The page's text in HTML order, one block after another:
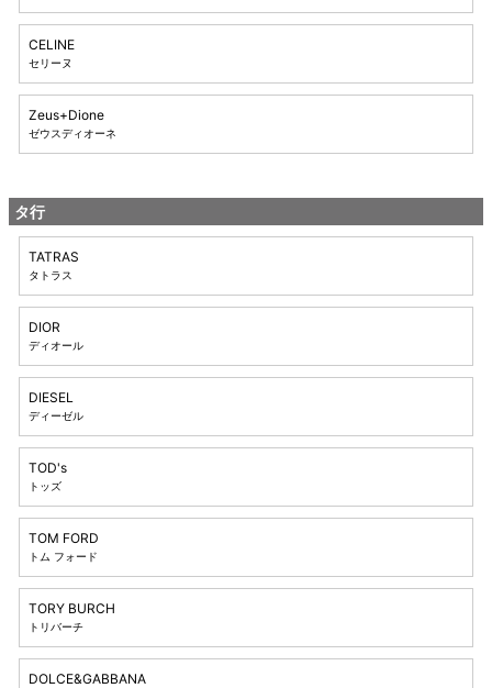
CELINE
セリーヌ
Zeus+Dione
ゼウスディオーネ
タ行
TATRAS
タトラス
DIOR
ディオール
DIESEL
ディーゼル
TOD's
トッズ
TOM FORD
トム フォード
TORY BURCH
トリバーチ
DOLCE&GABBANA